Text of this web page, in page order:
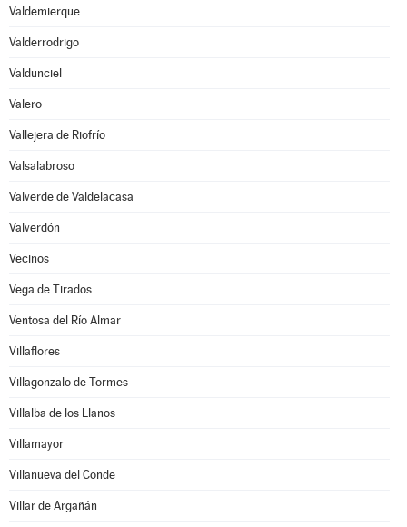
Valdemierque
Valderrodrigo
Valdunciel
Valero
Vallejera de Riofrío
Valsalabroso
Valverde de Valdelacasa
Valverdón
Vecinos
Vega de Tirados
Ventosa del Río Almar
Villaflores
Villagonzalo de Tormes
Villalba de los Llanos
Villamayor
Villanueva del Conde
Villar de Argañán